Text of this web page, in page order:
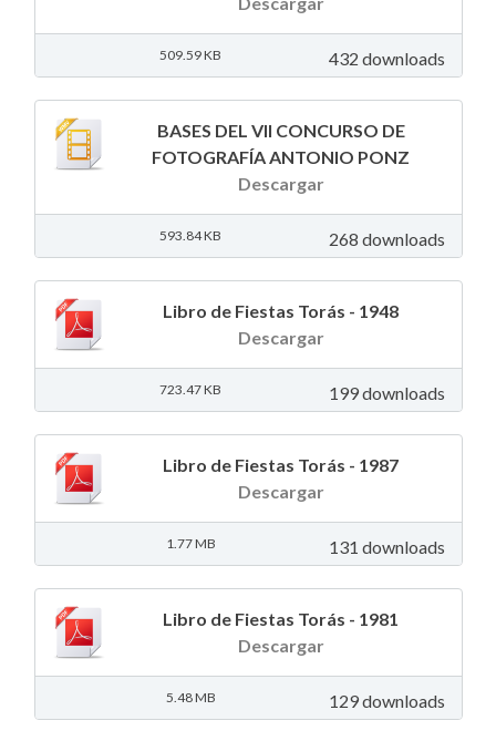
432 downloads
509.59 KB
BASES DEL VII CONCURSO DE
FOTOGRAFÍA ANTONIO PONZ
Descargar
268 downloads
593.84 KB
Libro de Fiestas Torás - 1948
Descargar
199 downloads
723.47 KB
Libro de Fiestas Torás - 1987
Descargar
131 downloads
1.77 MB
Libro de Fiestas Torás - 1981
Descargar
129 downloads
5.48 MB